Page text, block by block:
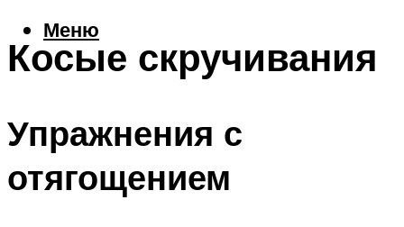
Меню
Косые скручивания
Упражнения с
отягощением